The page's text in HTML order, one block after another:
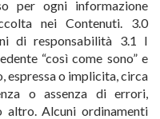
per ogni informazione
nei Contenuti. 3.0
di responsabilità 3.1 I
“così come sono” e
espressa o implicita, circa
o assenza di errori,
altro. Alcuni ordinamenti